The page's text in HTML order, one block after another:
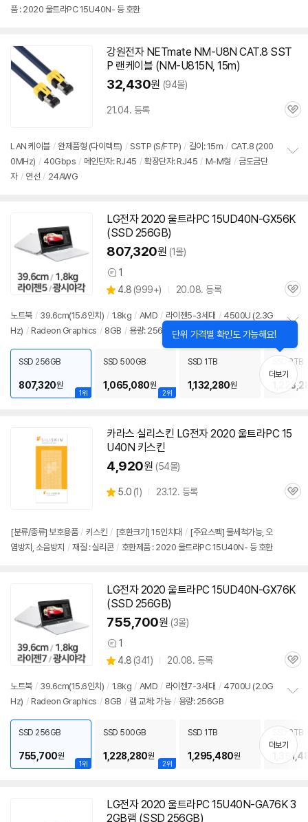
품 : 2020 울트라PC 15U40N- 등 호환
강원전자 NETmate NM-U8N CAT.8 SST
P 랜케이블 (NM-U815N, 15m)
32,430원 (94몰)
21.04. 등록
관
LAN 케이블 / 완제품형 (다이렉트) / SSTP (S/FTP) / 길이: 15m / CAT.8 (200
0MHz) / 40Gbps / 메인단자: RJ45 / 확장단자: RJ45 / M-M형 / 금도금단
자 / 연선 / 24AWG
기
LG전자 2020 울트라PC 15UD40N-GX56K
(SSD 256GB)
807,320원 (1몰)
상
품
견
1
별
점
4.8 (상
리
뷰
999+) 20.08. 등록
관
노트북 / 39.6cm(15.6인치) / 1.8kg / AMD / 라이젠5-3세대 / 4500U (2.3G
Hz) / Radeon Graphics / 8GB / 용량: 256GB
보
펼
치
기
1위
SSD 256GB
807,320원
2위
SSD 500GB
1,065,080원
SSD 1TB
1,132,280원
SSD 2TB
더보기
카라스 실리스킨 LG전자 2020 울트라PC15
U40N 키스킨
4,920원 (54몰)
별
5.0 (상
뷰
1) 23.12. 등록
관
[분류/종류] 보호용품 / 키스킨 / [호환크기] 15인치대 / [주요스펙] 물세척가능, 오
염방지, 소음방지 / 재질 : 실리콘 / 호환제품 : 2020 울트라PC 15U40N- 등 호환
LG전자 2020 울트라PC 15UD40N-GX76K
(SSD 256GB)
755,700원 (3몰)
상
품
견
1
별
점
4.8 (상
리
뷰
341) 20.08. 등록
관
노트북 / 39.6cm(15.6인치) / 1.8kg / AMD / 라이젠7-3세대 / 4700U (2.0G
Hz) / Radeon Graphics / 8GB / 램 교체: 가능 / 용량: 256GB
펼
치
기
1위
SSD 256GB
755,700원
2위
SSD 500GB
1,228,280원
SSD 1TB
1,295,480원
SSD 2TB
더보기
LG전자 2020 울트라PC 15U40N-GA76K 3
2GB램 (SSD 256GB)